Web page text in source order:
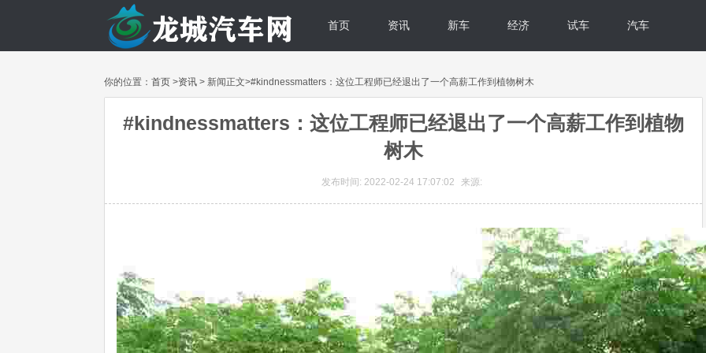
首页 资讯 新车 经济 试车 汽车
你的位置： 首页 >资讯 > 新闻正文>#kindnessmatters：这位工程师已经退出了一个高薪工作到植物树木
#kindnessmatters：这位工程师已经退出了一个高薪工作到植物
树木
发布时间: 2022-02-24 17:07:02 来源: